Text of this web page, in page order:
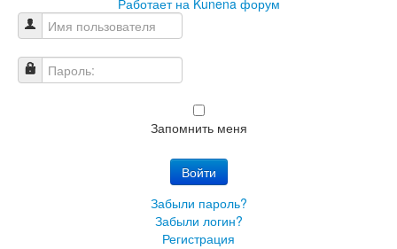
Работает на Kunena форум
Имя пользователя
Пароль:
Запомнить меня
Войти
Забыли пароль?
Забыли логин?
Регистрация